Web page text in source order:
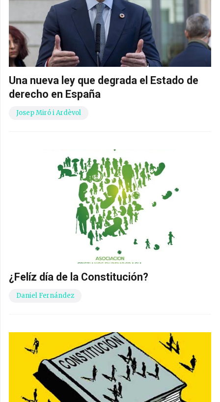
Una nueva ley que degrada el Estado de
derecho en España
Josep Miró i Ardèvol
¿Felíz día de la Constitución?
Daniel Fernández